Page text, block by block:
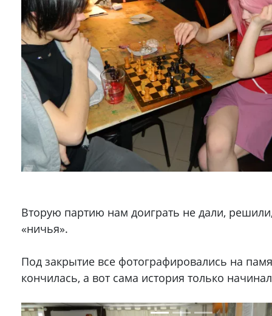
Вторую партию нам доиграть не дали,
«ничья».
Под закрытие все фотографировались на
кончилась, а вот сама история только